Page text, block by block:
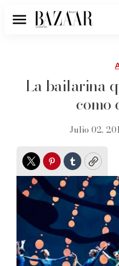
Menú
La bailarina
como
Julio 02,
TwitterPinterest
TumblrCopy